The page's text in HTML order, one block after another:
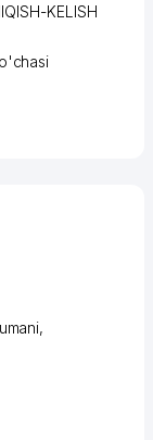
KELISH
,